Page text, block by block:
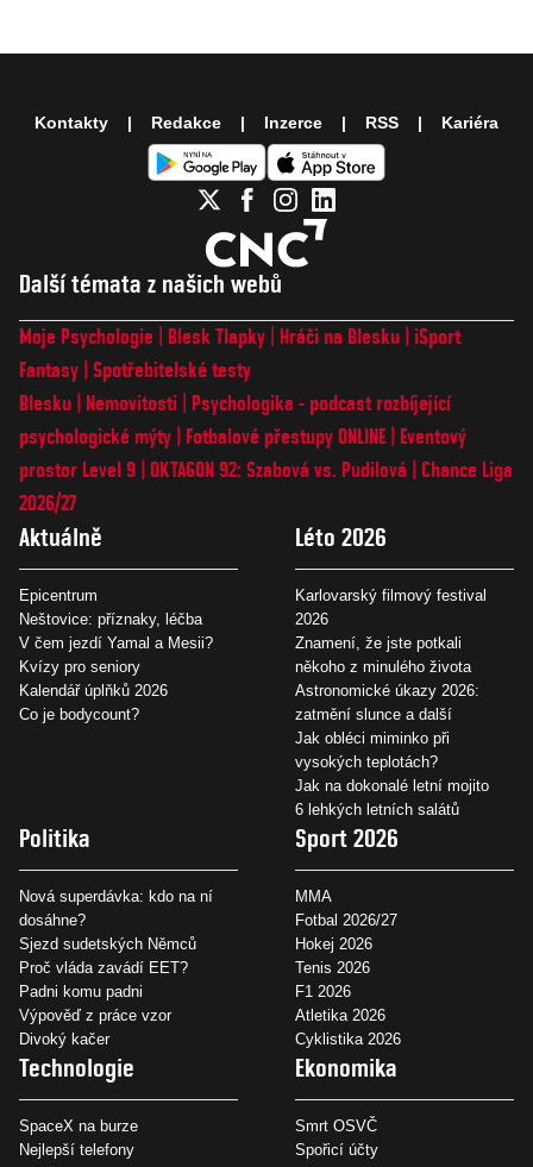
Další témata z našich webů
Moje Psychologie Blesk Tlapky Hráči na Blesku
iSport
Fantasy Spotřebitelské testy
Blesku
Nemovitosti
Psychologika - podcast rozbíjející
psychologické mýty
Fotbalové přestupy ONLINE
Eventový
prostor Level 9 OKTAGON 92: Szabová vs. Pudilová
Chance Liga
2026/27
Aktuálně
Epicentrum
Neštovice: příznaky, léčba
V čem jezdí Yamal a Mesii?
Kvízy pro seniory
Kalendář úplňků 2026
Co je bodycount?
Léto 2026
Karlovarský filmový festival
2026
Znamení, že jste potkali
někoho z minulého života
Astronomické úkazy 2026:
zatmění slunce a další
Jak obléci miminko při
vysokých teplotách?
Jak na dokonalé letní mojito
6 lehkých letních salátů
Politika
Nová superdávka: kdo na ní
dosáhne?
Sjezd sudetských Němců
Proč vláda zavádí EET?
Padni komu padni
Výpověď z práce vzor
Divoký kačer
Sport 2026
MMA
Fotbal 2026/27
Hokej 2026
Tenis 2026
F1 2026
Atletika 2026
Cyklistika 2026
Technologie
SpaceX na burze
Nejlepší telefony
Ekonomika
Smrt OSVČ
Spořicí účty
Kontakty Redakce Inzerce RSS Kariéra